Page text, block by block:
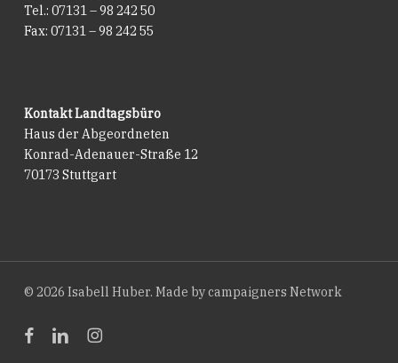
Tel.: 07131 – 98 242 50
Fax: 07131 – 98 242 55
Kontakt Landtagsbüro
Haus der Abgeordneten
Konrad-Adenauer-Straße 12
70173 Stuttgart
© 2026 Isabell Huber. Made bycampaigners Network
facebooklinkedininstagram